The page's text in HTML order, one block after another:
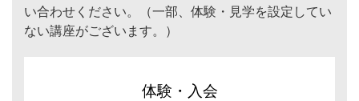
い合わせください。（一部、体験・見学を設定してい
ない講座がございます。）
体験・入会